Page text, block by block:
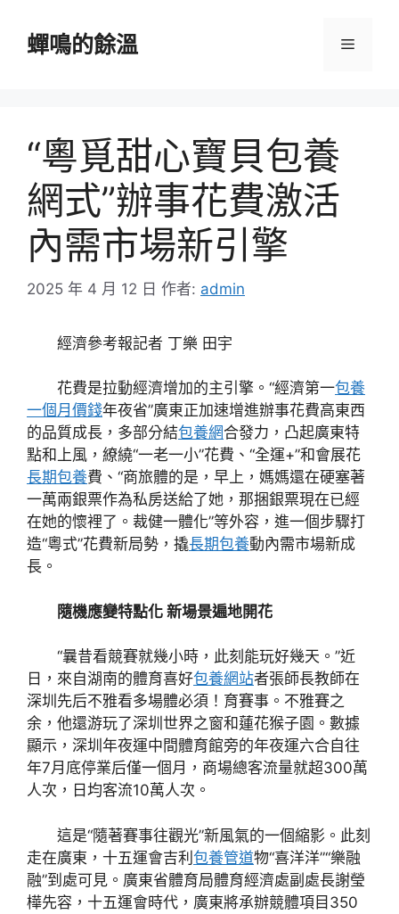
蟬鳴的餘溫 選
“粵覓甜心寶貝包養
網式”辦事花費激活
內需市場新引擎
2025 年 4 月 12 日 作者: admin
經濟參考報記者 丁樂 田宇
花費是拉動經濟增加的主引擎。“經濟第一包養
一個月價錢年夜省”廣東正加速增進辦事花費高東西
的品質成長，多部分結包養網合發力，凸起廣東特
點和上風，繚繞“一老一小”花費、“全運+”和會展花
長期包養費、“商旅體的是，早上，媽媽還在硬塞著
一萬兩銀票作為私房送給了她，那捆銀票現在已經
在她的懷裡了。裁健一體化”等外容，進一個步驟打
造“粵式”花費新局勢，撬長期包養動內需市場新成
長。
隨機應變特點化 新場景遍地開花
“曩昔看競賽就幾小時，此刻能玩好幾天。”近
日，來自湖南的體育喜好包養網站者張師長教師在
深圳先后不雅看多場體必須！育賽事。不雅賽之
余，他還游玩了深圳世界之窗和蓮花猴子園。數據
顯示，深圳年夜運中間體育館旁的年夜運六合自往
年7月底停業后僅一個月，商場總客流量就超300萬
人次，日均客流10萬人次。
這是“隨著賽事往觀光”新風氣的一個縮影。此刻
走在廣東，十五運會吉利 包養管道物“喜洋洋”“樂融
融”到處可見。廣東省體育局體育經濟處副處長謝瑩
樺先容，十五運會時代，廣東將承辦競體項目350